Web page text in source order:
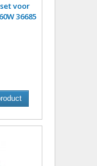
voor
36685